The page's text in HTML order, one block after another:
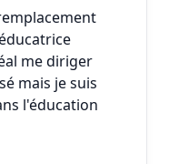
me diriger
mais je suis
l'éducation